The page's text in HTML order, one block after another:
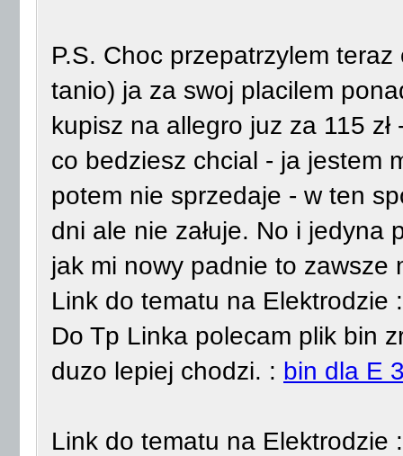
P.S. Choc przepatrzylem
tanio) ja za swoj placilem
kupisz na allegro juz za 115
co bedziesz chcial - ja jestem
potem nie sprzedaje - w ten
dni ale nie załuje. No i jedyna
jak mi nowy padnie to zawsze
Link do tematu na Elektrodzie :
Do Tp Linka polecam plik bin
duzo lepiej chodzi. : bin dla E
Link do tematu na Elektrodzie